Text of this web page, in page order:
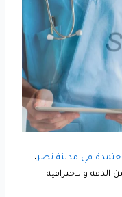
في مدينة نصر،
والاحترافية